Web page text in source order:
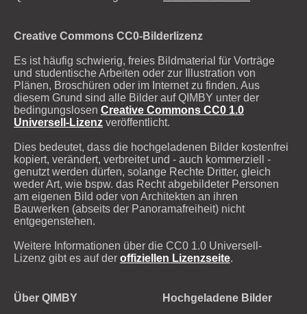
Creative Commons CC0-Bilderlizenz
Es ist häufig schwierig, freies Bildmaterial für Vorträge
und studentische Arbeiten oder zur Illustration von
Plänen, Broschüren oder im Internet zu finden. Aus
diesem Grund sind alle Bilder auf QIMBY unter der
bedingungslosen Creative Commons CC0 1.0
Universell-Lizenz veröffentlicht.
Dies bedeutet, dass die hochgeladenen Bilder kostenfrei
kopiert, verändert, verbreitet und - auch kommerziell -
genutzt werden dürfen, solange Rechte Dritter, gleich
weder Art, wie bspw. das Recht abgebildeter Personen
am eigenen Bild oder von Architekten an ihren
Bauwerken (abseits der Panoramafreiheit) nicht
entgegenstehen.
Weitere Informationen über die CC0 1.0 Universell-
Lizenz gibt es auf der offiziellen Lizenzseite.
Über QIMBY Hochgeladene Bilder